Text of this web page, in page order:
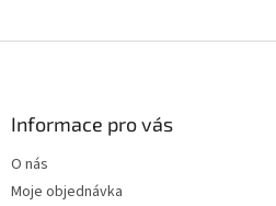
Informace pro vás
O nás
Moje objednávka